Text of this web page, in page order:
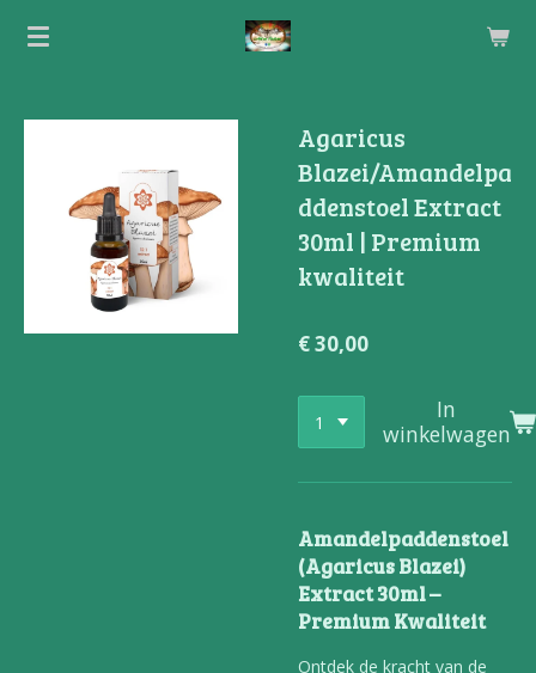
Ga
Agaricus
Blazei/Amandelpa
ddenstoel Extract
30ml | Premium
kwaliteit
€ 30,00
In
winkelwagen
Amandelpaddenstoel
(Agaricus Blazei)
Extract 30ml –
Premium Kwaliteit
Ontdek de kracht van de